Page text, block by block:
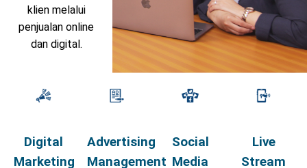
klien melalui
penjualan online
dan digital.
Digital
Marketing
Advertising
Management
Social
Media
Live
Stream